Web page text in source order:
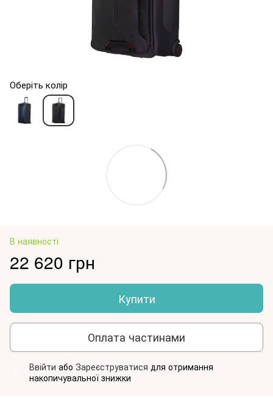
Оберіть колір
В наявності
22 620 грн
Купити
Оплата частинами
Ввійти або Зареєструватися для отримання
накопичувальної знижки